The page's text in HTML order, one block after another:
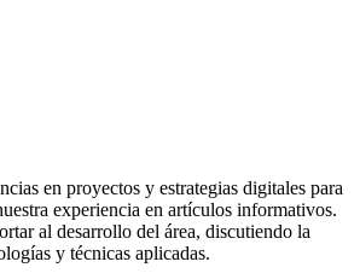
en proyectos y estrategias digitales para
experiencia en artículos informativos.
al desarrollo del área, discutiendo la
y técnicas aplicadas.